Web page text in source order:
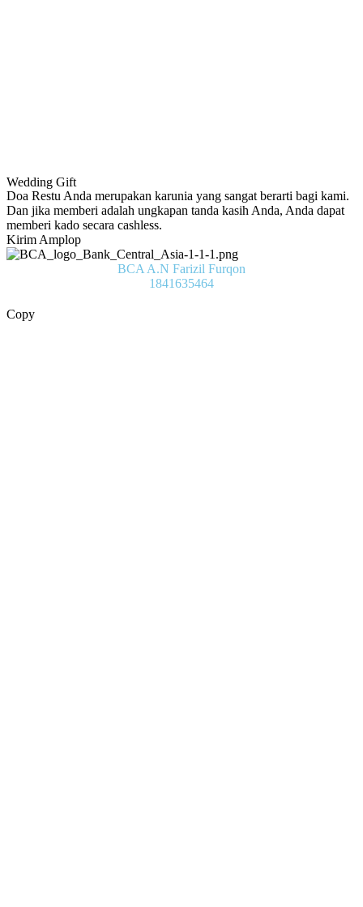
Wedding Gift
Doa Restu Anda merupakan karunia yang sangat berarti bagi kami.
Dan jika memberi adalah ungkapan tanda kasih Anda, Anda dapat
memberi kado secara cashless.
Kirim Amplop
BCA A.N Farizil Furqon
1841635464
Copy